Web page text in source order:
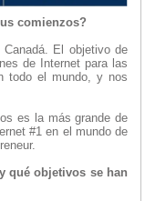
comienzos?
El objetivo de
de Internet para las
todo el mundo, y nos
es la más grande de
#1 en el mundo de
qué objetivos se han